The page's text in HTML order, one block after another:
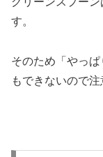
す。
そのため「やっ
もできないので注